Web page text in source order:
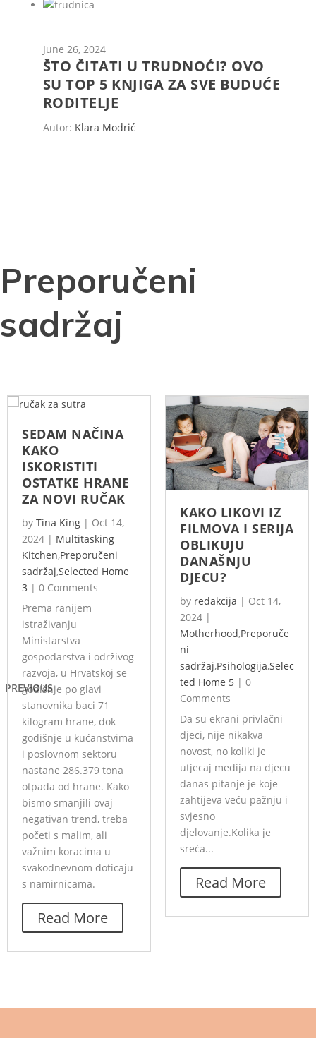
June 26, 2024
ŠTO ČITATI U TRUDNOĆI? OVO
SU TOP 5 KNJIGA ZA SVE BUDUĆE
RODITELJE
Autor: Klara Modrić
Preporučeni
sadržaj
PREVIOUS
SEDAM NAČINA
KAKO
ISKORISTITI
OSTATKE HRANE
ZA NOVI RUČAK
by Tina King | Oct 14,
2024 | Multitasking
Kitchen,Preporučeni
sadržaj,Selected Home
3 | 0 Comments
Prema ranijem
istraživanju
Ministarstva
gospodarstva i održivog
razvoja, u Hrvatskoj se
godišnje po glavi
stanovnika baci 71
kilogram hrane, dok
godišnje u kućanstvima
i poslovnom sektoru
nastane 286.379 tona
otpada od hrane. Kako
bismo smanjili ovaj
negativan trend, treba
početi s malim, ali
važnim koracima u
svakodnevnom doticaju
s namirnicama.
Read More
KAKO LIKOVI IZ
FILMOVA I SERIJA
OBLIKUJU
DANAŠNJU
DJECU?
by redakcija | Oct 14,
2024 |
Motherhood,Preporuče
ni
sadržaj,Psihologija,Selec
ted Home 5 | 0
Comments
Da su ekrani privlačni
djeci, nije nikakva
novost, no koliki je
utjecaj medija na djecu
danas pitanje je koje
zahtijeva veću pažnju i
svjesno
djelovanje.Kolika je
sreća...
Read More